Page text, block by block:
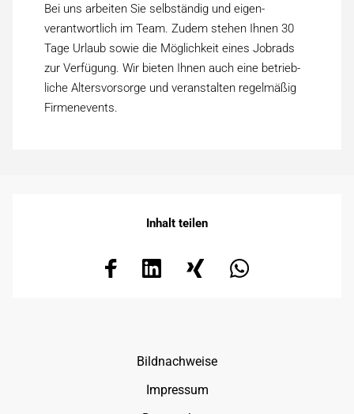
Bei uns arbeiten Sie selbständig und eigen­
verantwortlich im Team. Zudem stehen Ihnen 30
Tage Urlaub sowie die Möglichkeit eines Job­rads
zur Verfügung. Wir bieten Ihnen auch eine betrieb­
liche Alters­vorsorge und veranstalten regel­mäßig
Firmen­events.
Inhalt teilen
Navigation
überspringen
Bildnachweise
Impressum